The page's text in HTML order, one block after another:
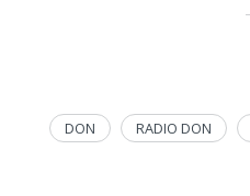
DON RADIO DON